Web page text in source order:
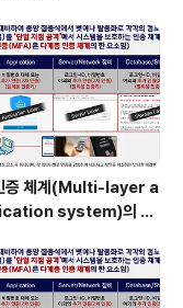
증 체계(Multi-layer a
system)의 특